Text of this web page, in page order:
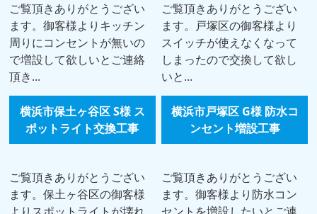
ご覧頂きありがとうござい
ます。御客様よりキッチン
周りにコンセントが無いの
で増設して欲しいとご連絡
頂き...
ご覧頂きありがとうござい
ます。戸塚区の御客様より
スイッチが使えなくなって
しまったので交換して欲し
いと...
横浜市保土ヶ谷区 S様 ス
ポットライト交換工事
ご覧頂きありがとうござい
ます。保土ヶ谷区の御客様
横浜市戸塚区 G様 防水コ
ンセント増設工事
ご覧頂きありがとうござい
ます。御客様より防水コン